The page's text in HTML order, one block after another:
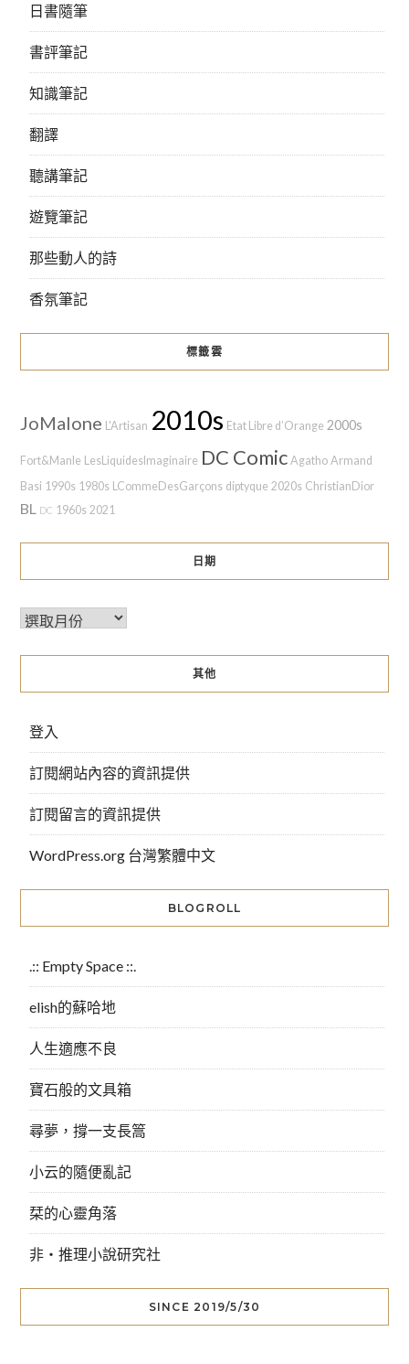
日書隨筆
書評筆記
知識筆記
翻譯
聽講筆記
遊覽筆記
那些動人的詩
香氛筆記
標籤雲
JoMalone L'Artisan 2010s Etat Libre d’Orange 2000s
Fort&Manle LesLiquidesImaginaire DC Comic Agatho Armand
Basi 1990s 1980s LCommeDesGarçons diptyque 2020s ChristianDior
BL DC 1960s 2021
日期
其他
登入
訂閱網站內容的資訊提供
訂閱留言的資訊提供
WordPress.org 台灣繁體中文
BLOGROLL
.:: Empty Space ::.
elish的蘇哈地
人生適應不良
寶石般的文具箱
尋夢，撐一支長篙
小云的隨便亂記
栞的心靈角落
非‧推理小說研究社
SINCE 2019/5/30